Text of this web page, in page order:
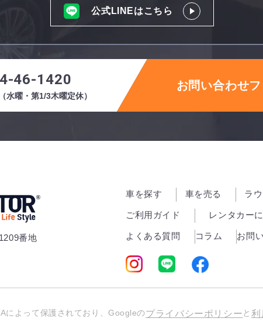
公式LINEはこちら
46-1420
水曜・第1/3木曜定休）
お問い合わせ
番地
車を探す 車を売る ラ
ご利用ガイド レンタカー
よくある質問 コラム お問
によって保護されており、Googleのプライバシーポリシーと 利